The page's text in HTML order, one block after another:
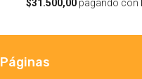
$31.500,00 pagando con
Páginas